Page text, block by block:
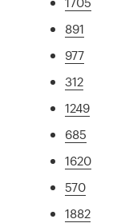
891
977
312
1249
685
1620
570
1882